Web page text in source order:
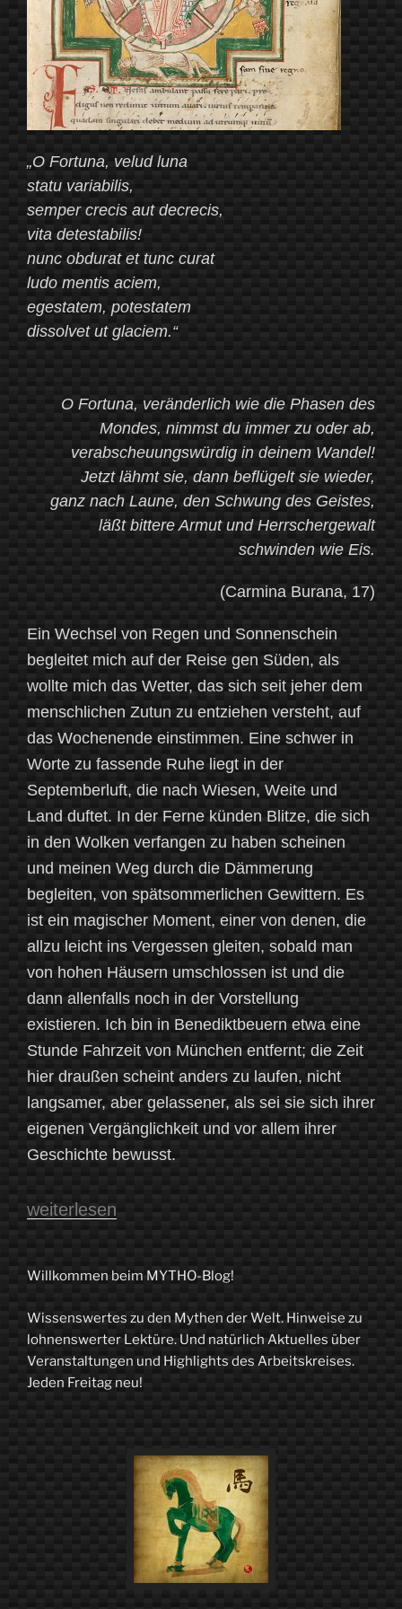
„O Fortuna, velud luna
statu variabilis,
semper crecis aut decrecis,
vita detestabilis!
nunc obdurat et tunc curat
ludo mentis aciem,
egestatem, potestatem
dissolvet ut glaciem.“
O Fortuna, veränderlich wie die Phasen des
Mondes, nimmst du immer zu oder ab,
verabscheuungswürdig in deinem Wandel!
Jetzt lähmt sie, dann beflügelt sie wieder,
ganz nach Laune, den Schwung des Geistes,
läßt bittere Armut und Herrschergewalt
schwinden wie Eis.
(Carmina Burana, 17)
Ein Wechsel von Regen und Sonnenschein
begleitet mich auf der Reise gen Süden, als
wollte mich das Wetter, das sich seit jeher dem
menschlichen Zutun zu entziehen versteht, auf
das Wochenende einstimmen. Eine schwer in
Worte zu fassende Ruhe liegt in der
Septemberluft, die nach Wiesen, Weite und
Land duftet. In der Ferne künden Blitze, die sich
in den Wolken verfangen zu haben scheinen
und meinen Weg durch die Dämmerung
begleiten, von spätsommerlichen Gewittern. Es
ist ein magischer Moment, einer von denen, die
allzu leicht ins Vergessen gleiten, sobald man
von hohen Häusern umschlossen ist und die
dann allenfalls noch in der Vorstellung
existieren. Ich bin in Benediktbeuern etwa eine
Stunde Fahrzeit von München entfernt; die Zeit
hier draußen scheint anders zu laufen, nicht
langsamer, aber gelassener, als sei sie sich ihrer
eigenen Vergänglichkeit und vor allem ihrer
Geschichte bewusst.
„Die
am
der
Fortuna
–
weiterlesen
Willkommen beim MYTHO-Blog!
Wissenswertes zu den Mythen der Welt. Hinweise zu
lohnenswerter Lektüre. Und natürlich Aktuelles über
Veranstaltungen und Highlights des Arbeitskreises.
Jeden Freitag neu!